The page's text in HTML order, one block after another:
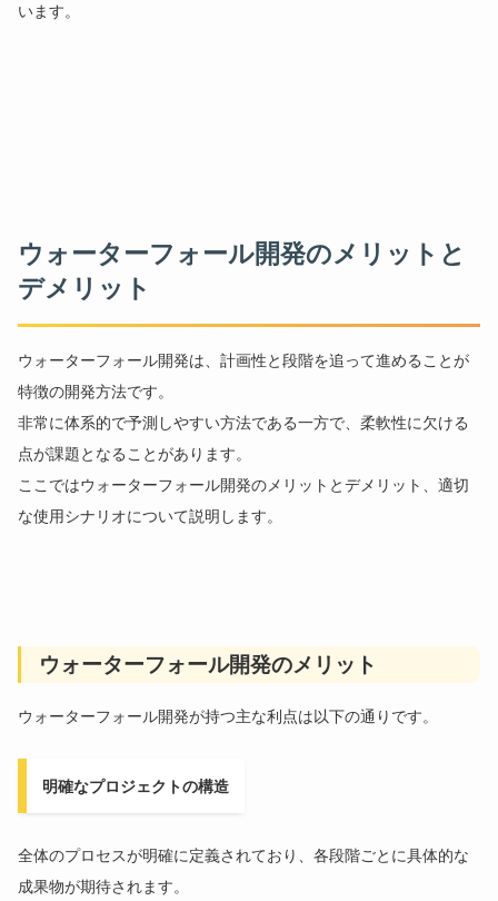
います。
ウォーターフォール開発のメリットと
デメリット
ウォーターフォール開発は、計画性と段階を追って進めることが
特徴の開発方法です。
非常に体系的で予測しやすい方法である一方で、柔軟性に欠ける
点が課題となることがあります。
ここではウォーターフォール開発のメリットとデメリット、適切
な使用シナリオについて説明します。
ウォーターフォール開発のメリット
ウォーターフォール開発が持つ主な利点は以下の通りです。
明確なプロジェクトの構造
全体のプロセスが明確に定義されており、各段階ごとに具体的な
成果物が期待されます。